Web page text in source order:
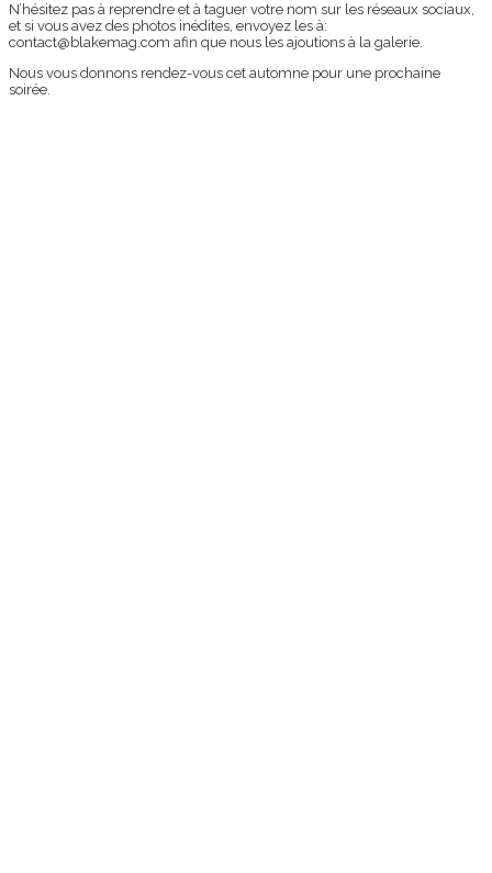
N’hésitez pas à reprendre et à taguer votre nom sur les réseaux sociaux,
et si vous avez des photos inédites, envoyez les à:
contact@blakemag.com afin que nous les ajoutions à la galerie.
Nous vous donnons rendez-vous cet automne pour une prochaine
soirée.